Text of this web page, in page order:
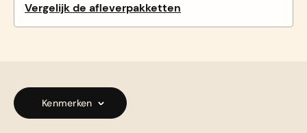
Vergelijk de afleverpakketten
Kenmerken